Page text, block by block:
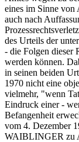
eines im Sinne von
auch nach
des Urteils der
- die Folgen dieser
werden können.
in seinen beiden
1970 nicht eine
vielmehr, "wenn
Eindruck einer -
Befangenheit
vom 4. Dezember
WAIBLINGER zu